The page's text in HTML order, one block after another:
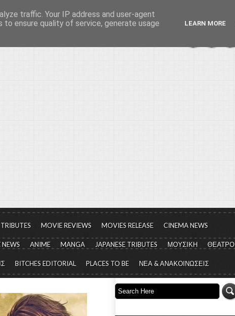
μορφή και έκταση...
MOVIE REVIEWS MOVIES RELEASE CINEMA NEWS
ANIME MANGA JAPANESE TRIBUTES ΜΟΥΣΙΚΗ ΘΕΑΤΡΟ
BITCHES EDITORIAL PLACES TO BE ΝΕΑ & ΑΝΑΚΟΙΝΩΣΕΙΣ
traffic. Your IP address and user-agent
ensure quality of service, generate usage
LEARN MORE